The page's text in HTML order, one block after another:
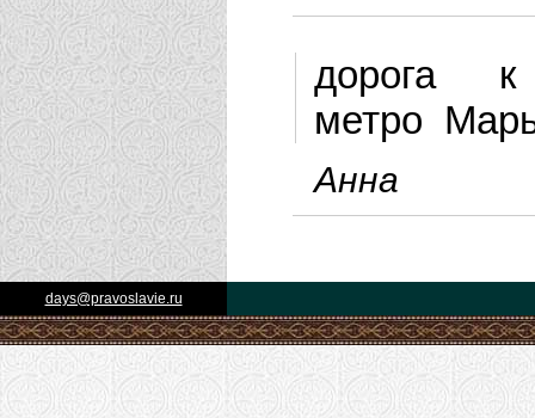
дорога
метро
Анна
days@pravoslavie.ru